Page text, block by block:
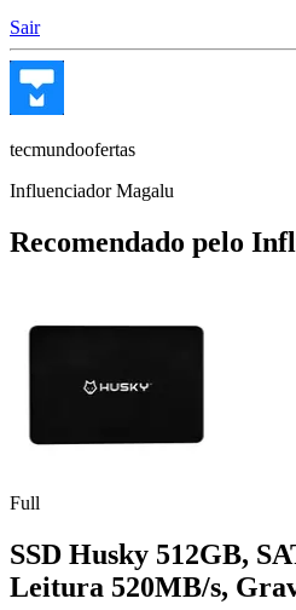
Sair
tecmundoofertas
Influenciador Magalu
Recomendado pelo
Full
SSD Husky 512GB,
Leitura 520MB/s,